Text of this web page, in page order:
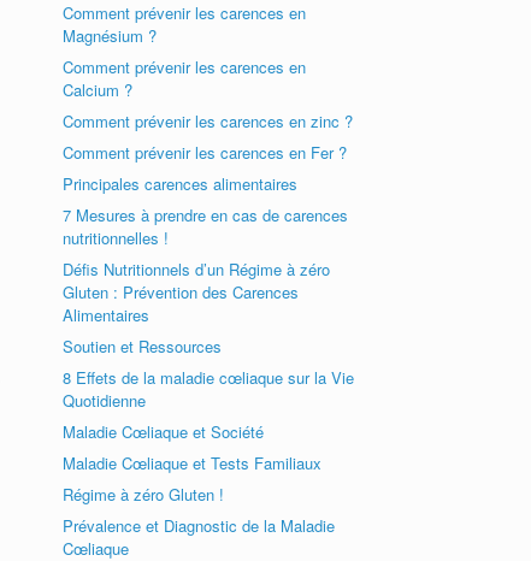
Comment prévenir les carences en
Magnésium ?
Comment prévenir les carences en
Calcium ?
Comment prévenir les carences en zinc ?
Comment prévenir les carences en Fer ?
Principales carences alimentaires
7 Mesures à prendre en cas de carences
nutritionnelles !
Défis Nutritionnels d’un Régime à zéro
Gluten : Prévention des Carences
Alimentaires
Soutien et Ressources
8 Effets de la maladie cœliaque sur la Vie
Quotidienne
Maladie Cœliaque et Société
Maladie Cœliaque et Tests Familiaux
Régime à zéro Gluten !
Prévalence et Diagnostic de la Maladie
Cœliaque